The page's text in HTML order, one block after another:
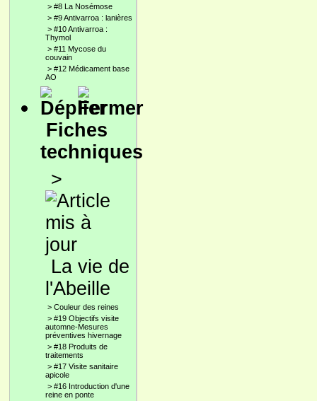
> #8 La Nosémose
> #9 Antivarroa : lanières
> #10 Antivarroa :
Thymol
> #11 Mycose du
couvain
> #12 Médicament base
AO
Fiches
techniques
>
La vie de
l'Abeille
> Couleur des reines
> #19 Objectifs visite
automne-Mesures
préventives hivernage
> #18 Produits de
traitements
> #17 Visite sanitaire
apicole
> #16 Introduction d'une
reine en ponte